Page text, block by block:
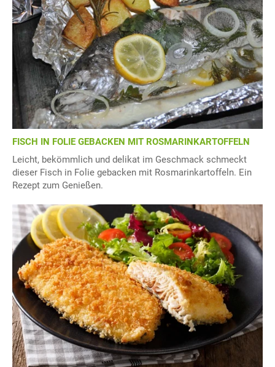
FISCH IN FOLIE GEBACKEN MIT ROSMARINKARTOFFELN
Leicht, bekömmlich und delikat im Geschmack schmeckt
dieser Fisch in Folie gebacken mit Rosmarinkartoffeln. Ein
Rezept zum Genießen.